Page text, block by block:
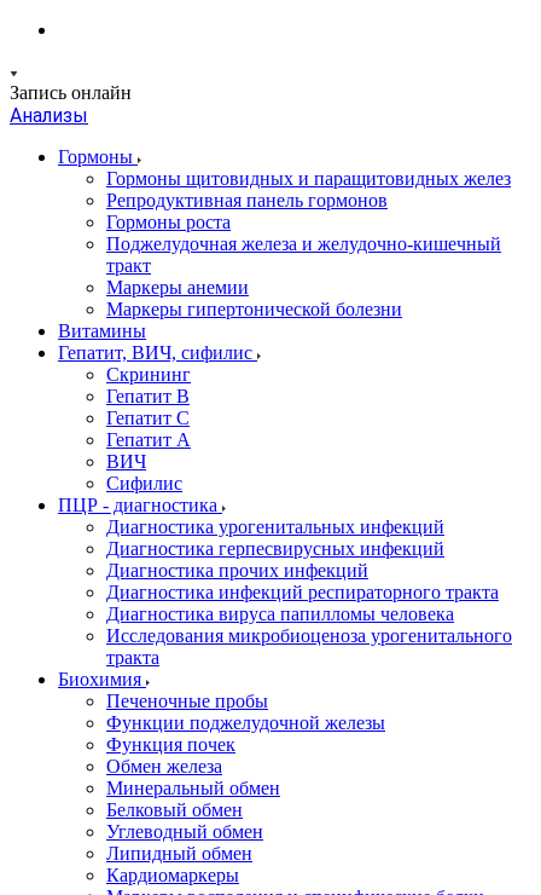
Запись онлайн
Анализы
Гормоны
Гормоны щитовидных и паращитовидных желез
Репродуктивная панель гормонов
Гормоны роста
Поджелудочная железа и желудочно-кишечный
тракт
Маркеры анемии
Маркеры гипертонической болезни
Витамины
Гепатит, ВИЧ, сифилис
Скрининг
Гепатит В
Гепатит С
Гепатит А
ВИЧ
Сифилис
ПЦР - диагностика
Диагностика урогенитальных инфекций
Диагностика герпесвирусных инфекций
Диагностика прочих инфекций
Диагностика инфекций респираторного тракта
Диагностика вируса папилломы человека
Исследования микробиоценоза урогенитального
тракта
Биохимия
Печеночные пробы
Функции поджелудочной железы
Функция почек
Обмен железа
Минеральный обмен
Белковый обмен
Углеводный обмен
Липидный обмен
Кардиомаркеры